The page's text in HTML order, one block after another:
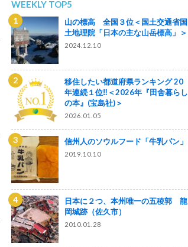
WEEKLY TOP5
山の標高 全国３位＜国土交通省国
土地理院「日本の主な山岳標高」＞
2024.12.10
移住したい都道府県ランキング 20
年連続１位‼＜2026年『田舎暮らし
の本』(宝島社)＞
2026.01.05
信州人のソウルフード「牛乳パン」
2019.10.10
日本に２つ、本州唯一の五稜郭 龍
岡城跡（佐久市）
2010.01.28